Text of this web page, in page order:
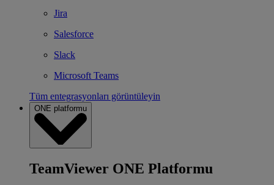
Jira
Salesforce
Slack
Microsoft Teams
Tüm entegrasyonları görüntüleyin
ONE platformu
TeamViewer ONE Platformu